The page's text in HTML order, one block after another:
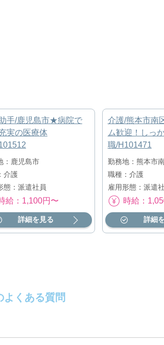
手/鹿児島市★病院で
実の医療体
：鹿児島市
介護
態：派遣社員
給：1,100円〜
詳細を見る
介護/熊本市南
ム歓迎！しっ
職/H101471
勤務地：熊本市
職種：介護
雇用形態：派遣
時給：
詳細
よくある質問